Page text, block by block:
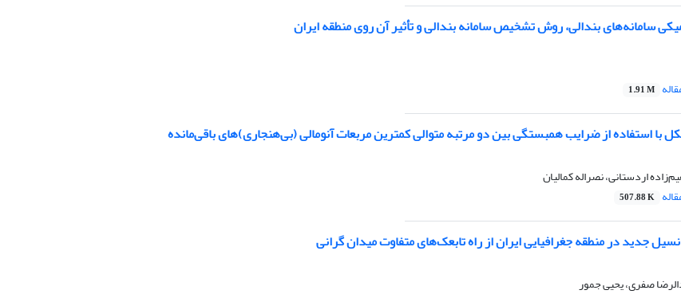
سامانه‌های بندالی، روش تشخیص سامانه‌ بندالی و تأثیر آن روی منطقه ایران
1.91 M
با استفاده از ضرایب همبستگی بین دو مرتبه متوالی کمترین مربعات آنومالی‌ (بی‌هنجاری)های باقی‌مانده
اردستانی، نصراله کمالیان
507.88 K
جدید در منطقه جغرافیایی ایران از راه تابعک‌های متفاوت میدان گرانی
صفری، یحیی جمور